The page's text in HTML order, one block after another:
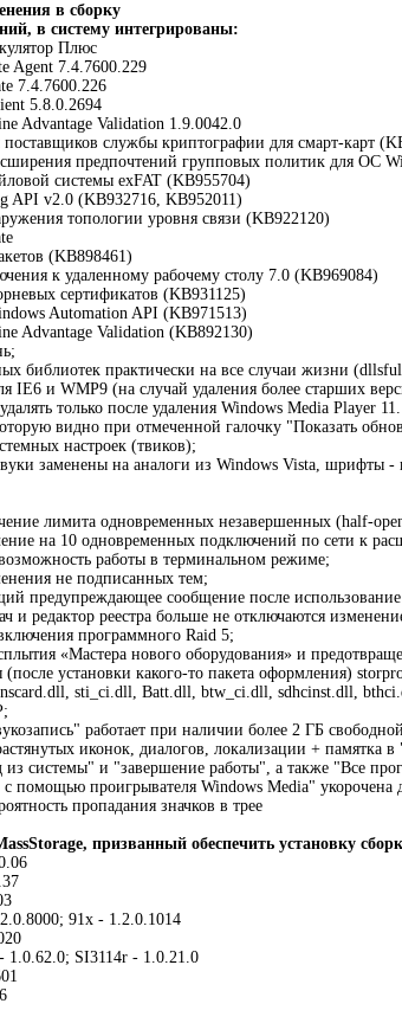
в сборку
в систему интегрированы:
Плюс
Agent 7.4.7600.229
7.4.7600.226
5.8.0.2694
Advantage Validation 1.9.0042.0
службы криптографии для смарт-карт
предпочтений групповых политик для ОС
системы exFAT (KB955704)
API v2.0 (KB932716, KB952011)
топологии уровня связи (KB922120)
(KB898461)
к удаленному рабочему столу 7.0 (KB969084)
сертификатов (KB931125)
Automation API (KB971513)
Advantage Validation (KB892130)
библиотек практически на все случаи жизни
IE6 и WMP9 (на случай удаления более старших
только после удаления Windows Media Player
видно при отмеченной галочку "Показать
настроек (твиков);
заменены на аналоги из Windows Vista, шрифты -
лимита одновременных незавершенных (half-
на 10 одновременных подключений по сети к
работы в терминальном режиме;
не подписанных тем;
предупреждающее сообщение после использование
и редактор реестра больше не отключаются
программного Raid 5;
«Мастера нового оборудования» и
(после установки какого-то пакета оформления)
sti_ci.dll, Batt.dll, btw_ci.dll, sdhcinst.dll,
работает при наличии более 2 ГБ
иконок, диалогов, локализации +
из системы" и "завершение работы", а также "Все
с помощью проигрывателя Windows Media" укорочена
пропадания значков в трее
призванный обеспечить установку
91x - 1.2.0.1014
1.0.62.0; SI3114r - 1.0.21.0